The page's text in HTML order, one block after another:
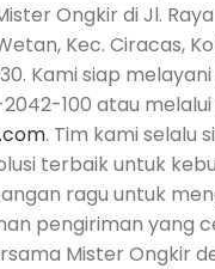
Ongkir di Jl.
Kec. Ciracas,
Kami siap
100 atau
. Tim kami selalu
terbaik untuk
ragu untuk
pengiriman yang
Mister Ongkir